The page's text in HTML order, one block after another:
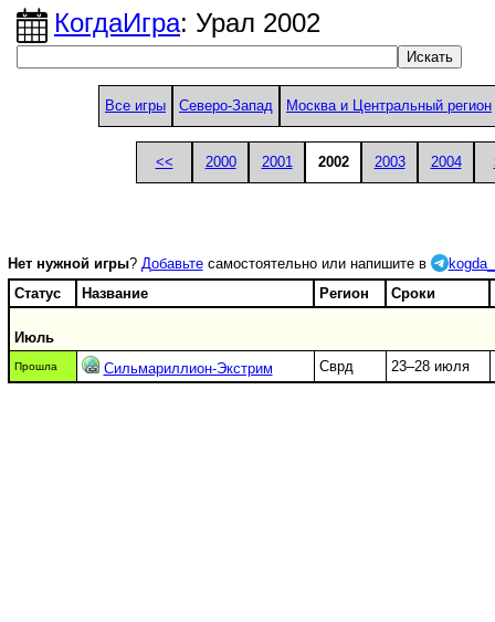
КогдаИгра: Урал 2002
Все игры Северо-Запад Москва и Центральный регион
<< 2000 2001 2002 2003 2004
Нет нужной игры? Добавьтесамостоятельно или напишите в
Статус
Название Регион Сроки
Июль
Прошла Сильмариллион-Экстрим Сврд 23–28 июля